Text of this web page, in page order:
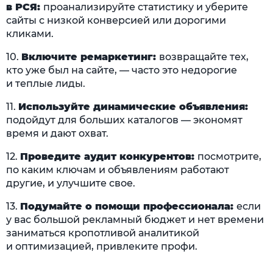
в РСЯ: проанализируйте статистику и уберите
сайты с низкой конверсией или дорогими
кликами.
10. Включите ремаркетинг: возвращайте тех,
кто уже был на сайте, — часто это недорогие
и теплые лиды.
11. Используйте динамические объявления:
подойдут для больших каталогов — экономят
время и дают охват.
12. Проведите аудит конкурентов: посмотрите,
по каким ключам и объявлениям работают
другие, и улучшите свое.
13. Подумайте о помощи профессионала: если
у вас большой рекламный бюджет и нет времени
заниматься кропотливой аналитикой
и оптимизацией, привлеките профи.